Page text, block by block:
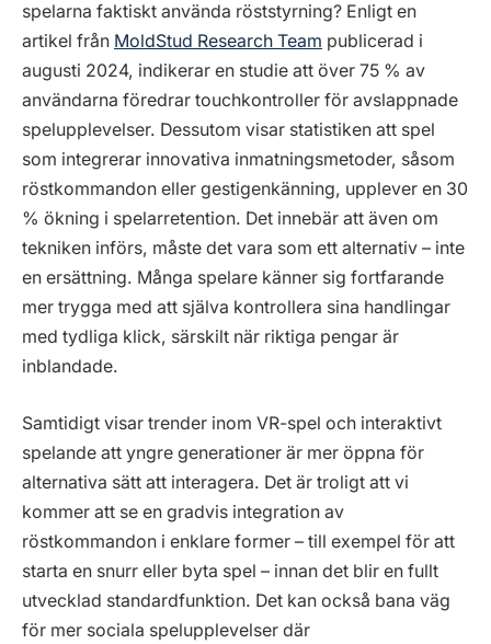
spelarna faktiskt använda röststyrning? Enligt en
artikel från MoldStud Research Team publicerad i
augusti 2024, indikerar en studie att över 75 % av
användarna föredrar touchkontroller för avslappnade
spelupplevelser. Dessutom visar statistiken att spel
som integrerar innovativa inmatningsmetoder, såsom
röstkommandon eller gestigenkänning, upplever en 30
% ökning i spelarretention. Det innebär att även om
tekniken införs, måste det vara som ett alternativ – inte
en ersättning. Många spelare känner sig fortfarande
mer trygga med att själva kontrollera sina handlingar
med tydliga klick, särskilt när riktiga pengar är
inblandade.
Samtidigt visar trender inom VR-spel och interaktivt
spelande att yngre generationer är mer öppna för
alternativa sätt att interagera. Det är troligt att vi
kommer att se en gradvis integration av
röstkommandon i enklare former – till exempel för att
starta en snurr eller byta spel – innan det blir en fullt
utvecklad standardfunktion. Det kan också bana väg
för mer sociala spelupplevelser där